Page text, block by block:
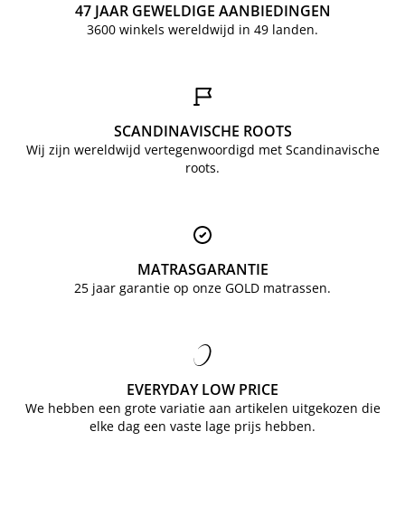
47 JAAR GEWELDIGE AANBIEDINGEN
3600 winkels wereldwijd in 49 landen.
SCANDINAVISCHE ROOTS
Wij zijn wereldwijd vertegenwoordigd met Scandinavische
roots.
MATRASGARANTIE
25 jaar garantie op onze GOLD matrassen.
EVERYDAY LOW PRICE
We hebben een grote variatie aan artikelen uitgekozen die
elke dag een vaste lage prijs hebben.